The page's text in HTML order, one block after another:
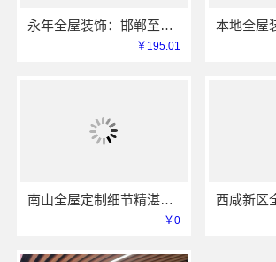
永年全屋装饰：邯郸至臻全宅新材料有限公司一站式全案服务
￥195.01
南山全屋定制细节精湛，华居不锈钢匠心之选
￥0